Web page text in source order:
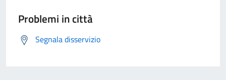
Problemi in città
Segnala disservizio